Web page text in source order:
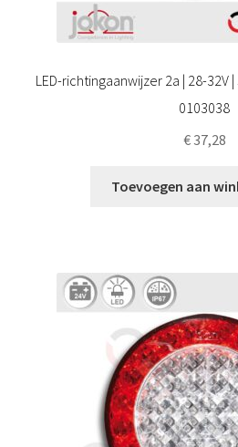
LED-richtingaanwijzer 2a | 28-32V
0103038
€37,28
Toevoegen aan